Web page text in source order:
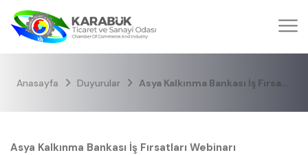
Anasayfa Duyurular Asya Kalkınma Bankası İş Fırsatları Webinarı
Asya Kalkınma Bankası İş Fırsatları Webinarı